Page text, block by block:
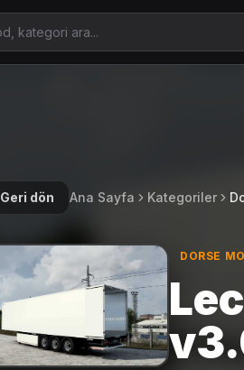
Geri dön Ana Sayfa Kategoriler
DORSE